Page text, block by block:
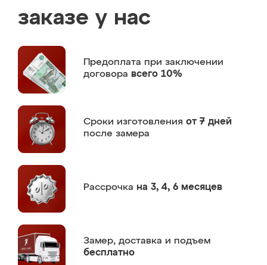
заказе у нас
Предоплата при заключении
договора всего 10%
Сроки изготовления от 7 дней
после замера
Рассрочка на 3, 4, 6 месяцев
Замер, доставка и подъем
бесплатно